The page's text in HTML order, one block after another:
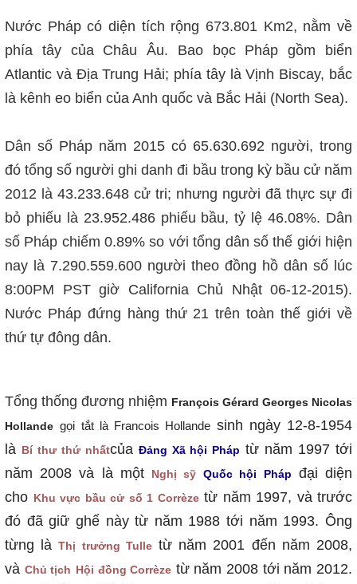
Nước Pháp có diện tích rộng 673.801 Km2, nằm về
phía tây của Châu Âu. Bao bọc Pháp gồm biển
Atlantic và Địa Trung Hải; phía tây là Vịnh Biscay, bắc
là kênh eo biển của Anh quốc và Bắc Hải (North Sea).
Dân số Pháp năm 2015 có 65.630.692 người, trong
đó tổng số người ghi danh đi bầu trong kỳ bầu cử năm
2012 là 43.233.648 cử tri; nhưng người đã thực sự đi
bỏ phiếu là 23.952.486 phiếu bầu, tỷ lệ 46.08%. Dân
số Pháp chiếm 0.89% so với tổng dân số thế giới hiện
nay là 7.290.559.600 người theo đồng hồ dân số lúc
8:00PM PST giờ California Chủ Nhật 06-12-2015).
Nước Pháp đứng hàng thứ 21 trên toàn thế giới về
thứ tự đông dân.
Tổng thống đương nhiệm François Gérard Georges Nicolas
Hollande gọi tắt là Francois Hollande sinh ngày 12-8-1954
là Bí thư thứ nhấtcủa Đảng Xã hội Pháp từ năm 1997 tới
năm 2008 và là một
Nghị sỹ Quốc hội Pháp
đại diện
cho Khu vực bầu cử số 1 Corrèzetừ năm 1997, và trước
đó đã giữ ghế này từ năm 1988 tới năm 1993. Ông
từng làThị trưởng Tulletừ năm 2001 đến năm 2008,
và Chủ tịch Hội đồng Corrèze từ năm 2008 tới năm 2012.